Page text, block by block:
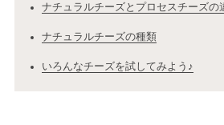
ナチュラルチーズとプロセスチーズの
ナチュラルチーズの種類
いろんなチーズを試してみよう♪